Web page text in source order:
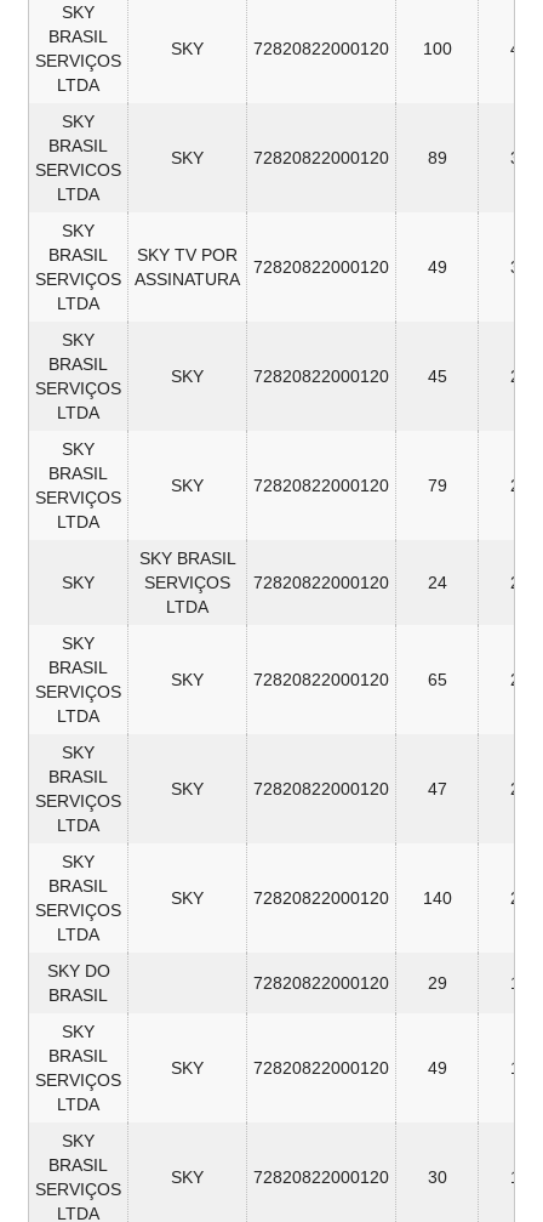
SKY
BRASIL
SERVIÇOS
LTDA
SKY 72820822000120 100 40
SKY
BRASIL
SERVICOS
LTDA
SKY 72820822000120 89 34
SKY
BRASIL
SERVIÇOS
LTDA
SKY TV POR
ASSINATURA
72820822000120 49 32
SKY
BRASIL
SERVIÇOS
LTDA
SKY 72820822000120 45 29
SKY
BRASIL
SERVIÇOS
LTDA
SKY 72820822000120 79 29
SKY
SKY BRASIL
SERVIÇOS
LTDA
72820822000120 24 28
SKY
BRASIL
SERVIÇOS
LTDA
SKY 72820822000120 65 27
SKY
BRASIL
SERVIÇOS
LTDA
SKY 72820822000120 47 26
SKY
BRASIL
SERVIÇOS
LTDA
SKY 72820822000120 140 22
SKY DO
BRASIL
72820822000120 29 17
SKY
BRASIL
SERVIÇOS
LTDA
SKY 72820822000120 49 16
SKY
BRASIL
SERVIÇOS
LTDA
SKY 72820822000120 30 16